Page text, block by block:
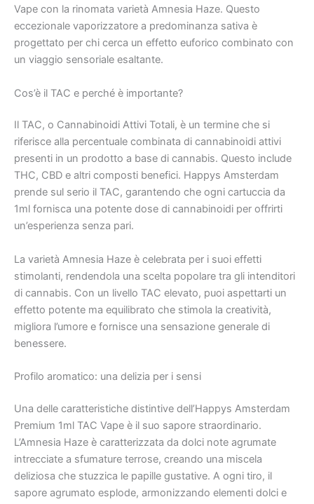
Vape con la rinomata varietà Amnesia Haze. Questo
eccezionale vaporizzatore a predominanza sativa è
progettato per chi cerca un effetto euforico combinato con
un viaggio sensoriale esaltante.
Cos’è il TAC e perché è importante?
Il TAC, o Cannabinoidi Attivi Totali, è un termine che si
riferisce alla percentuale combinata di cannabinoidi attivi
presenti in un prodotto a base di cannabis. Questo include
THC, CBD e altri composti benefici. Happys Amsterdam
prende sul serio il TAC, garantendo che ogni cartuccia da
1ml fornisca una potente dose di cannabinoidi per offrirti
un’esperienza senza pari.
La varietà Amnesia Haze è celebrata per i suoi effetti
stimolanti, rendendola una scelta popolare tra gli intenditori
di cannabis. Con un livello TAC elevato, puoi aspettarti un
effetto potente ma equilibrato che stimola la creatività,
migliora l’umore e fornisce una sensazione generale di
benessere.
Profilo aromatico: una delizia per i sensi
Una delle caratteristiche distintive dell’Happys Amsterdam
Premium 1ml TAC Vape è il suo sapore straordinario.
L’Amnesia Haze è caratterizzata da dolci note agrumate
intrecciate a sfumature terrose, creando una miscela
deliziosa che stuzzica le papille gustative. A ogni tiro, il
sapore agrumato esplode, armonizzando elementi dolci e